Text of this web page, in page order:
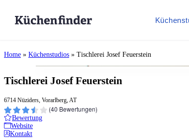
Home » Küchenstudios » Tischlerei Josef Feuerstein
Tischlerei Josef Feuerstein
6714 Nüziders, Vorarlberg, AT
(40 Bewertungen)
Bewertung
Website
Kontakt